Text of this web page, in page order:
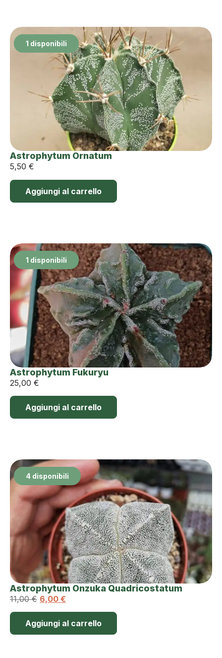
1 disponibili
Astrophytum Ornatum
5,50 €
Aggiungi al carrello
1 disponibili
Astrophytum Fukuryu
25,00 €
Aggiungi al carrello
4 disponibili
Astrophytum Onzuka Quadricostatum
11,00€ 6,00 €
Aggiungi al carrello